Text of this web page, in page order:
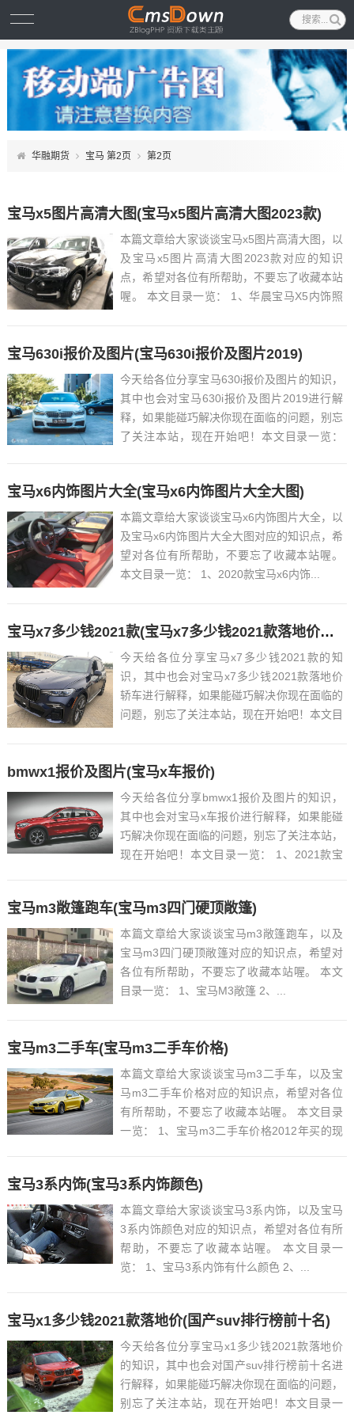
华融期货 宝马 第2页 第2页
宝马x5图片高清大图(宝马x5图片高清大图2023款)
本篇文章给大家谈谈宝马x5图片高清大图，以
及宝马x5图片高清大图2023款对应的知识
点，希望对各位有所帮助，不要忘了收藏本站
喔。 本文目录一览： 1、华晨宝马X5内饰照
宝马630i报价及图片(宝马630i报价及图片2019)
今天给各位分享宝马630i报价及图片的知识，
其中也会对宝马630i报价及图片2019进行解
释，如果能碰巧解决你现在面临的问题，别忘
了关注本站，现在开始吧！本文目录一览：
宝马x6内饰图片大全(宝马x6内饰图片大全大图)
本篇文章给大家谈谈宝马x6内饰图片大全，以
及宝马x6内饰图片大全大图对应的知识点，希
望对各位有所帮助，不要忘了收藏本站喔。
本文目录一览： 1、2020款宝马x6内饰...
宝马x7多少钱2021款(宝马x7多少钱2021款落地价轿车)
今天给各位分享宝马x7多少钱2021款的知
识，其中也会对宝马x7多少钱2021款落地价
轿车进行解释，如果能碰巧解决你现在面临的
问题，别忘了关注本站，现在开始吧！本文目
bmwx1报价及图片(宝马x车报价)
今天给各位分享bmwx1报价及图片的知识，
其中也会对宝马x车报价进行解释，如果能碰
巧解决你现在面临的问题，别忘了关注本站，
现在开始吧！本文目录一览： 1、2021款宝
宝马m3敞篷跑车(宝马m3四门硬顶敞篷)
本篇文章给大家谈谈宝马m3敞篷跑车，以及
宝马m3四门硬顶敞篷对应的知识点，希望对
各位有所帮助，不要忘了收藏本站喔。 本文
目录一览： 1、宝马M3敞篷 2、...
宝马m3二手车(宝马m3二手车价格)
本篇文章给大家谈谈宝马m3二手车，以及宝
马m3二手车价格对应的知识点，希望对各位
有所帮助，不要忘了收藏本站喔。 本文目录
一览： 1、宝马m3二手车价格2012年买的现
宝马3系内饰(宝马3系内饰颜色)
本篇文章给大家谈谈宝马3系内饰，以及宝马
3系内饰颜色对应的知识点，希望对各位有所
帮助，不要忘了收藏本站喔。 本文目录一
览： 1、宝马3系内饰有什么颜色 2、...
宝马x1多少钱2021款落地价(国产suv排行榜前十名)
今天给各位分享宝马x1多少钱2021款落地价
的知识，其中也会对国产suv排行榜前十名进
行解释，如果能碰巧解决你现在面临的问题，
别忘了关注本站，现在开始吧！本文目录一